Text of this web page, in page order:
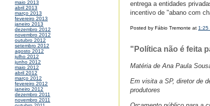
maio 2013
abril 2013
março 2013
fevereiro 2013
janeiro 2013
dezembro 2012
novembro 2012
outubro 2012
setembro 2012
agosto 2012
julho 2012
junho 2012
maio 2012
abril 2012
março 2012
fevereiro 2012
janeiro 2012
dezembro 2011
novembro 2011
entrega a entidades
incentivo de "abano com
Posted by Fábio Tremonte at 1:25
"Política não é feita
Matéria de Ana Paula
Em visita a SP, diretor de
produtores